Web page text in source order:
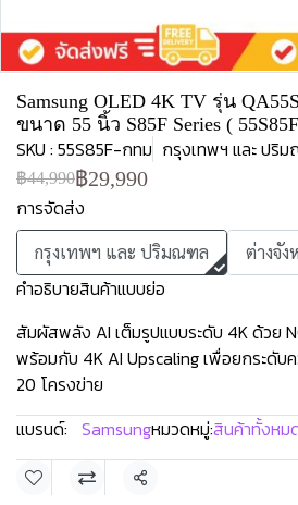
Samsung OLED 4K TV รุ่น
ขนาด 55 นิ้ว S85F Series (
SKU : 55S85F-กทม กรุงเทพฯ และ ปริ
฿44,990฿29,990
การจัดส่ง
กรุงเทพฯ และ ปริมณฑล ต่างจัง
คำอธิบายสินค้าแบบย่อ
สัมผัสพลัง AI เต็มรูปแบบระดับ 4K ด้วย
พร้อมกับ 4K AI Upscaling เพื่อยกระดับ
20 โครงข่าย
แบรนด์: Samsungหมวดหมู่:สินค้าทั้งหม
แชร์